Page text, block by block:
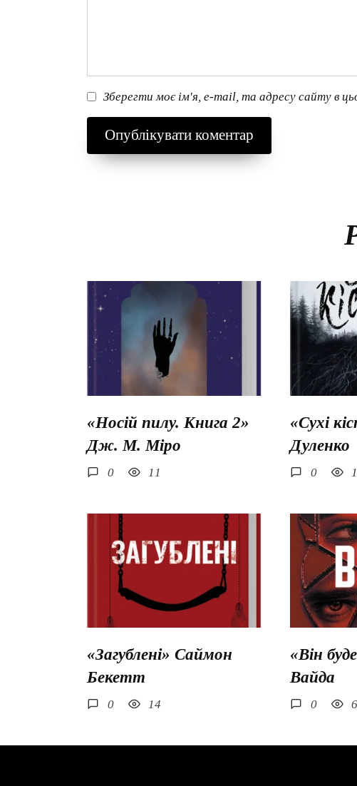
Зберегти моє ім'я, e-mail, та адресу сайту в
«Носій пилу. Книга 2»
Дж. М. Міро
0 11
«Сухі
Дуленко
0
«Загублені» Саймон
Бекетт
0 14
«Він
Вайда
0